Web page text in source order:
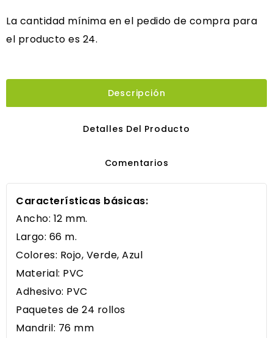
La cantidad mínima en el pedido de compra para
el producto es 24.
Descripción
Detalles Del Producto
Comentarios
Características básicas:
Ancho: 12 mm.
Largo: 66 m.
Colores: Rojo, Verde, Azul
Material: PVC
Adhesivo: PVC
Paquetes de 24 rollos
Mandril: 76 mm